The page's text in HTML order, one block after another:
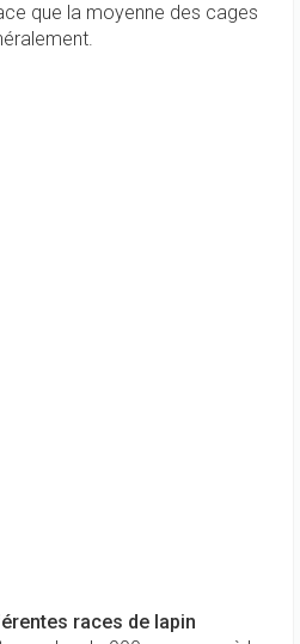
que la moyenne des cages
races de lapin